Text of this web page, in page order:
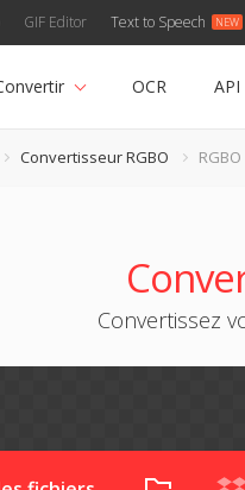
GIF Editor Text to Speech
OCR API
Convertisseur RGBO
Convertissez